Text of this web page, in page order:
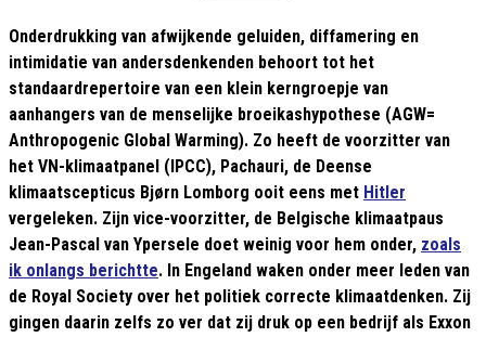
Onderdrukking van afwijkende geluiden, diffamering en
intimidatie van andersdenkenden behoort tot het
standaardrepertoire van een klein kerngroepje van
aanhangers van de menselijke broeikashypothese (AGW=
Anthropogenic Global Warming). Zo heeft de voorzitter van
het VN-klimaatpanel (IPCC), Pachauri, de Deense
klimaatscepticus Bjørn Lomborg ooit eens met Hitler
vergeleken. Zijn vice-voorzitter, de Belgische klimaatpaus
Jean-Pascal van Ypersele doet weinig voor hem onder, zoals
ik onlangs berichtte. In Engeland waken onder meer leden van
de Royal Society over het politiek correcte klimaatdenken. Zij
gingen daarin zelfs zo ver dat zij druk op een bedrijf als Exxon